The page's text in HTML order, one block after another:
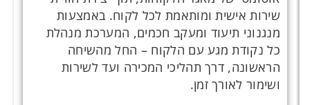
שירות אישית ומותאמת לכל לקוח. באמצעות
מנגנוני תיעוד ומעקב חכמים, המערכת מנהלת
כל נקודת מגע עם הלקוח – החל מהשיחה
הראשונה, דרך תהליכי המכירה ועד לשירות
ושימור לאורך זמן.